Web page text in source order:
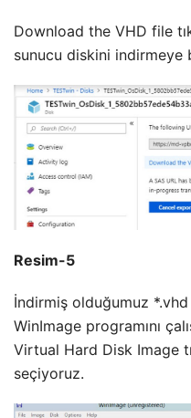
Download the VHD file
sunucu diskini indirmeye
Resim-5
İndirmiş olduğumuz
WinImage programını
Virtual Hard Disk Image
seçiyoruz.